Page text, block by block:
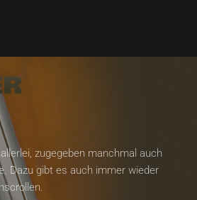
zugegeben manchmal auch
Dazu gibt es auch immer wieder